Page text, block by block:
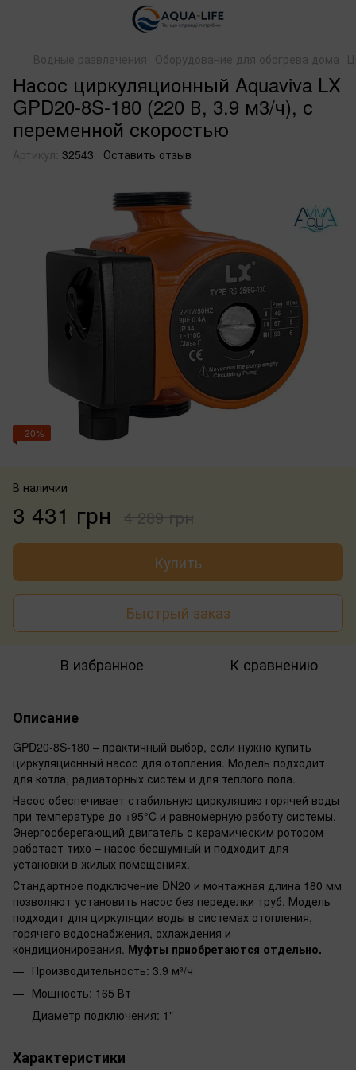
Водные развлечения Оборудование для обогрева дома
Насос циркуляционный Aquaviva LX
GPD20-8S-180 (220 В, 3.9 м3/ч), с
переменной скоростью
Артикул: 32543 Оставить отзыв
−20%
В наличии
3 431 грн 4 289 грн
Купить
Быстрый заказ
В избранное К сравнению
Описание
GPD20-8S-180 – практичный выбор, если нужно купить
циркуляционный насос для отопления. Модель подходит
для котла, радиаторных систем и для теплого пола.
Насос обеспечивает стабильную циркуляцию горячей воды
при температуре до +95°C и равномерную работу системы.
Энергосберегающий двигатель с керамическим ротором
работает тихо – насос бесшумный и подходит для
установки в жилых помещениях.
Стандартное подключение DN20 и монтажная длина 180 мм
позволяют установить насос без переделки труб. Модель
подходит для циркуляции воды в системах отопления,
горячего водоснабжения, охлаждения и
кондиционирования. Муфты приобретаются отдельно.
Производительность: 3.9 м³/ч
Мощность: 165 Вт
Диаметр подключения: 1"
Характеристики